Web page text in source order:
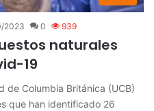
2023 0 939
naturales
19
de Columbia Británica (UCB)
que han identificado 26